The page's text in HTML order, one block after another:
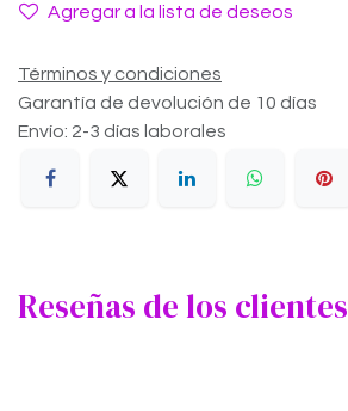
Agregar a la lista de deseos
Términos y condiciones
Garantía de devolución de 10 días
Envío: 2-3 días laborales
Reseñas de los clientes